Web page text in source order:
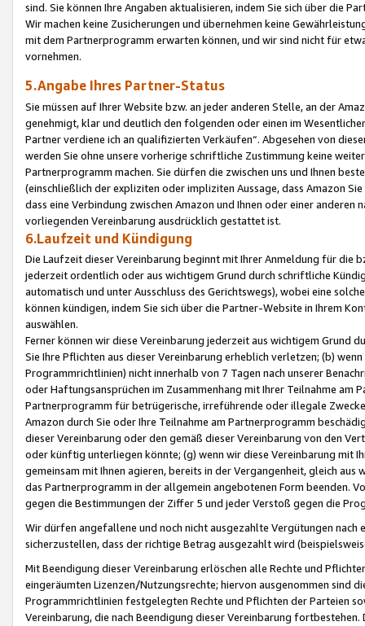
sind. Sie können Ihre Angaben aktualisieren, indem Sie sich über die
Wir machen keine Zusicherungen und übernehmen keine
mit dem Partnerprogramm erwarten können, und wir sind nicht für
vornehmen.
5.Angabe Ihres Partner-Status
Sie müssen auf Ihrer Website bzw. an jeder anderen Stelle, an der
genehmigt, klar und deutlich den folgenden oder einen im
Partner verdiene ich an qualifizierten Verkäufen“. Abgesehen von
werden Sie ohne unsere vorherige schriftliche Zustimmung keine
Partnerprogramm machen. Sie dürfen die zwischen uns und Ihnen
(einschließlich der expliziten oder impliziten Aussage, dass Amazon
dass eine Verbindung zwischen Amazon und Ihnen oder einer
vorliegenden Vereinbarung ausdrücklich gestattet ist.
6.Laufzeit und Kündigung
Die Laufzeit dieser Vereinbarung beginnt mit Ihrer Anmeldung für die
jederzeit ordentlich oder aus wichtigem Grund durch schriftliche
automatisch und unter Ausschluss des Gerichtswegs), wobei eine
können kündigen, indem Sie sich über die Partner-Website in Ihrem
auswählen.
Ferner können wir diese Vereinbarung jederzeit aus wichtigem Grund
Sie Ihre Pflichten aus dieser Vereinbarung erheblich verletzen; (b)
Programmrichtlinien) nicht innerhalb von 7 Tagen nach unserer
oder Haftungsansprüchen im Zusammenhang mit Ihrer Teilnahme am
Partnerprogramm für betrügerische, irreführende oder illegale
Amazon durch Sie oder Ihre Teilnahme am Partnerprogramm
dieser Vereinbarung oder den gemäß dieser Vereinbarung von den
oder künftig unterliegen könnte; (g) wenn wir diese Vereinbarung mit
gemeinsam mit Ihnen agieren, bereits in der Vergangenheit, gleich
das Partnerprogramm in der allgemein angebotenen Form beenden.
gegen die Bestimmungen der Ziffer 5 und jeder Verstoß gegen die
Wir dürfen angefallene und noch nicht ausgezahlte Vergütungen
sicherzustellen, dass der richtige Betrag ausgezahlt wird
Mit Beendigung dieser Vereinbarung erlöschen alle Rechte und
eingeräumten Lizenzen/Nutzungsrechte; hiervon ausgenommen sind
Programmrichtlinien festgelegten Rechte und Pflichten der Parteien
Vereinbarung, die nach Beendigung dieser Vereinbarung